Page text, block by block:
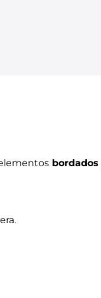
bordados